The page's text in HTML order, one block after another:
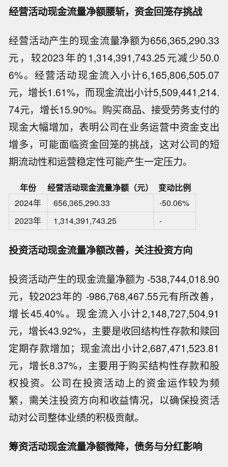
经营活动现金流量净额腰斩，资金回笼存挑战
经营活动产生的现金流量净额为656,365,290.33
元，较2023年的1,314,391,743.25元减少50.0
6%。经营活动现金流入小计6,165,806,505.07
元，增长1.61%，而现金流出小计5,509,441,214.
74元，增长15.90%。购买商品、接受劳务支付的
现金大幅增加，表明公司在业务运营中资金支出
增多，可能面临资金回笼的挑战，这对公司的短
期流动性和运营稳定性可能产生一定压力。
年份 经营活动现金流量净额（元）
变动比例
2024年
656,365,290.33
-50.06%
2023年
1,314,391,743.25 -
投资活动现金流量净额改善，关注投资方向
投资活动产生的现金流量净额为 -538,744,018.90
元，较2023年的 -986,768,467.55元有所改善，
增长45.40%。现金流入小计2,148,727,504.91
元，增长43.92%，主要是收回结构性存款和赎回
定期存款增加；现金流出小计2,687,471,523.81
元，增长8.37%，主要用于购买结构性存款和股
权投资。公司在投资活动上的资金运作较为频
繁，需关注投资方向和收益情况，以确保投资活
动对公司整体业绩的积极贡献。
筹资活动现金流量净额微降，债务与分红影响